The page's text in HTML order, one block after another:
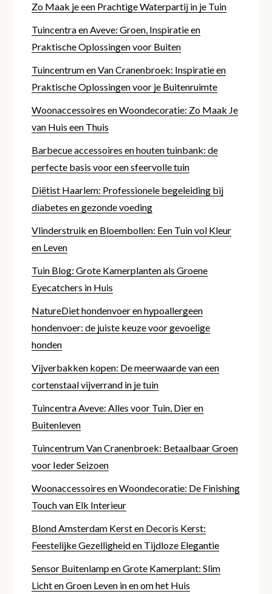
Zo Maak je een Prachtige Waterpartij in je Tuin
Tuincentra en Aveve: Groen, Inspiratie en
Praktische Oplossingen voor Buiten
Tuincentrum en Van Cranenbroek: Inspiratie en
Praktische Oplossingen voor je Buitenruimte
Woonaccessoires en Woondecoratie: Zo Maak Je
van Huis een Thuis
Barbecue accessoires en houten tuinbank: de
perfecte basis voor een sfeervolle tuin
Diëtist Haarlem: Professionele begeleiding bij
diabetes en gezonde voeding
Vlinderstruik en Bloembollen: Een Tuin vol Kleur
en Leven
Tuin Blog: Grote Kamerplanten als Groene
Eyecatchers in Huis
NatureDiet hondenvoer en hypoallergeen
hondenvoer: de juiste keuze voor gevoelige
honden
Vijverbakken kopen: De meerwaarde van een
cortenstaal vijverrand in je tuin
Tuincentra Aveve: Alles voor Tuin, Dier en
Buitenleven
Tuincentrum Van Cranenbroek: Betaalbaar Groen
voor Ieder Seizoen
Woonaccessoires en Woondecoratie: De Finishing
Touch van Elk Interieur
Blond Amsterdam Kerst en Decoris Kerst:
Feestelijke Gezelligheid en Tijdloze Elegantie
Sensor Buitenlamp en Grote Kamerplant: Slim
Licht en Groen Leven in en om het Huis